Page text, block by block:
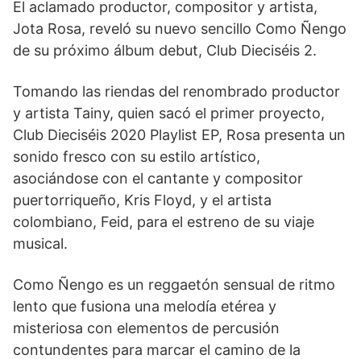
El aclamado productor, compositor y artista,
Jota Rosa, reveló su nuevo sencillo Como Ñengo
de su próximo álbum debut, Club Dieciséis 2.
Tomando las riendas del renombrado productor
y artista Tainy, quien sacó el primer proyecto,
Club Dieciséis 2020 Playlist EP, Rosa presenta un
sonido fresco con su estilo artístico,
asociándose con el cantante y compositor
puertorriqueño, Kris Floyd, y el artista
colombiano, Feid, para el estreno de su viaje
musical.
Como Ñengo es un reggaetón sensual de ritmo
lento que fusiona una melodía etérea y
misteriosa con elementos de percusión
contundentes para marcar el camino de la